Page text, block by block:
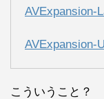
AVExpansion-
AVExpansion-
こういうこと？